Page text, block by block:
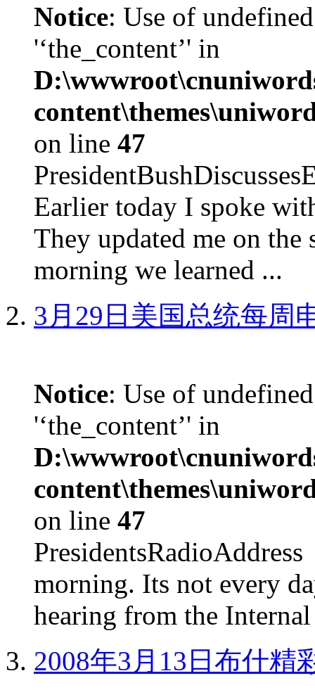
Notice: Use of
'‘the_content’' in
on line 47
Earlier today I spoke
They updated me on the
morning we learned ...
3月29日美国总统每周
Notice: Use of
'‘the_content’' in
on line 47
morning. Its not every
hearing from the
2008年3月13日布什精